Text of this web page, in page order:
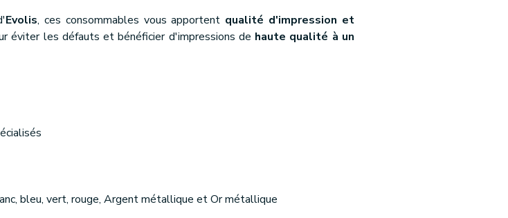
Evolis, ces consommables vous apportent qualité d'impression et
éviter les défauts et bénéficier d'impressions de haute qualité à un
bleu, vert, rouge, Argent métallique et Or métallique